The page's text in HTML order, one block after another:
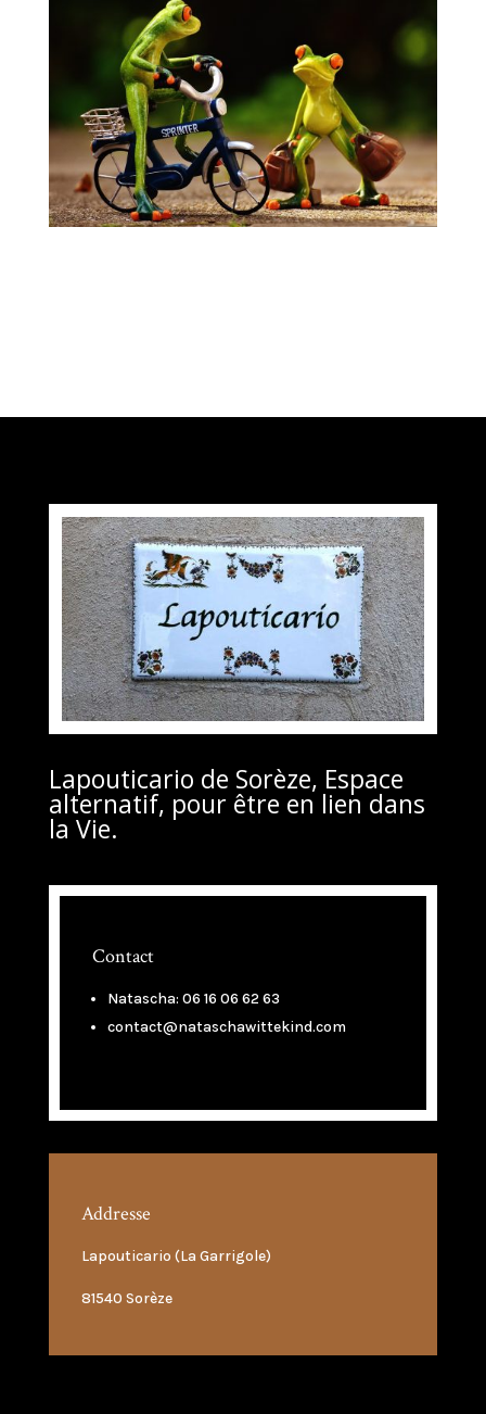
Lapouticario de Sorèze, Espace
alternatif, pour être en lien dans
la Vie.
Contact
Natascha: 06 16 06 62 63
contact@nataschawittekind.com
Addresse
Lapouticario (La Garrigole)
81540 Sorèze